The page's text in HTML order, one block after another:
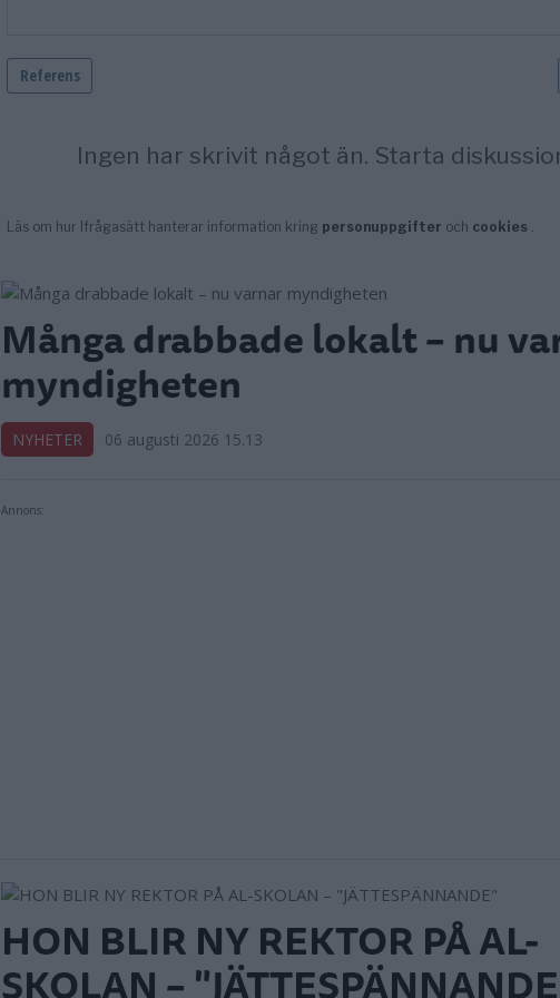
Många drabbade lokalt – nu
myndigheten
NYHETER 06 augusti 2026 15.13
Annons:
HON BLIR NY REKTOR PÅ AL-
SKOLAN –